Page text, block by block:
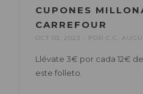
CUPONES
CARREFOUR
OCT 03, 2023 POR C.C.
Llévate 3€ por cada 12€
este folleto.